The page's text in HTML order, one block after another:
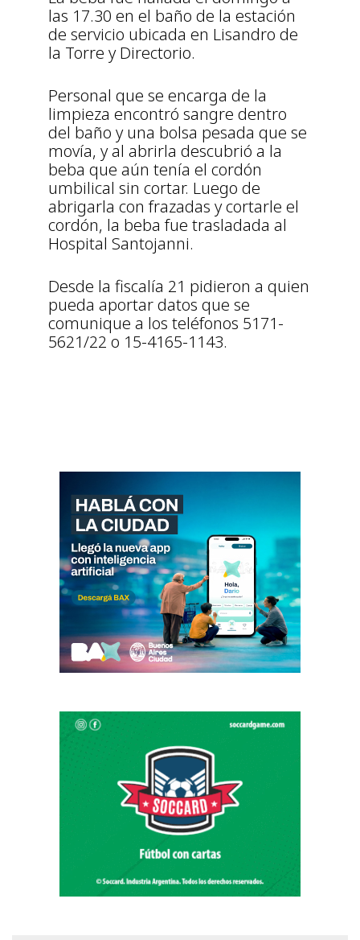
las 17.30 en el baño de la estación
de servicio ubicada en Lisandro de
la Torre y Directorio.
Personal que se encarga de la
limpieza encontró sangre dentro
del baño y una bolsa pesada que se
movía, y al abrirla descubrió a la
beba que aún tenía el cordón
umbilical sin cortar. Luego de
abrigarla con frazadas y cortarle el
cordón, la beba fue trasladada al
Hospital Santojanni.
Desde la fiscalía 21 pidieron a quien
pueda aportar datos que se
comunique a los teléfonos 5171-
5621/22 o 15-4165-1143.